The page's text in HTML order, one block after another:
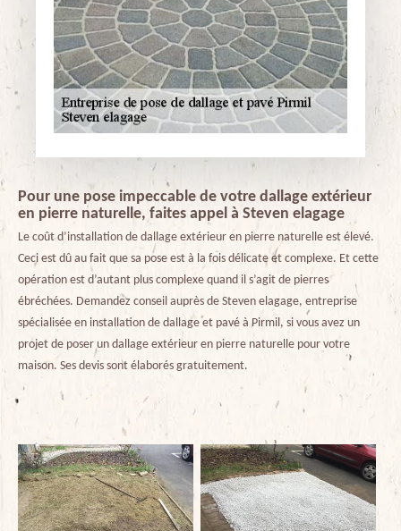
Pour une pose impeccable de votre dallage extérieur
en pierre naturelle, faites appel à Steven elagage
Le coût d’installation de dallage extérieur en pierre naturelle est élevé.
Ceci est dû au fait que sa pose est à la fois délicate et complexe. Et cette
opération est d’autant plus complexe quand il s’agit de pierres
ébréchées. Demandez conseil auprès de Steven elagage, entreprise
spécialisée en installation de dallage et pavé à Pirmil, si vous avez un
projet de poser un dallage extérieur en pierre naturelle pour votre
maison. Ses devis sont élaborés gratuitement.